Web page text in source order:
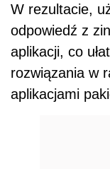
W rezultacie,
odpowiedź z
aplikacji, co
rozwiązania w
aplikacjami